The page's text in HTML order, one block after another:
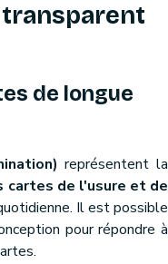
de longue
représentent la
de l'usure et de
Il est possible
pour répondre à